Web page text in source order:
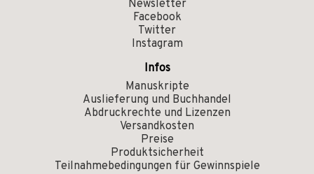
Newsletter
Facebook
Twitter
Instagram
Infos
Manuskripte
Auslieferung und Buchhandel
Abdruckrechte und Lizenzen
Versandkosten
Preise
Produktsicherheit
Teilnahmebedingungen für Gewinnspiele